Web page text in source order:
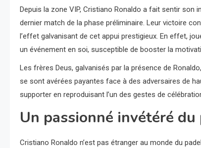
Depuis la zone VIP, Cristiano Ronaldo a fait sentir
dernier match de la phase préliminaire. Leur victoire
l’effet galvanisant de cet appui prestigieux. En effet,
un événement en soi, susceptible de booster la
Les frères Deus, galvanisés par la présence de
se sont avérées payantes face à des adversaires de
supporter en reproduisant l’un des gestes de
Un passionné invétéré du
Cristiano Ronaldo n’est pas étranger au monde du